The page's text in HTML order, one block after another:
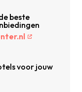
beste
voor jouw